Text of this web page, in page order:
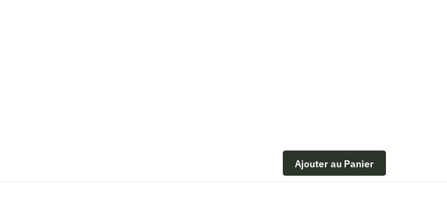
Ajouter au Panier